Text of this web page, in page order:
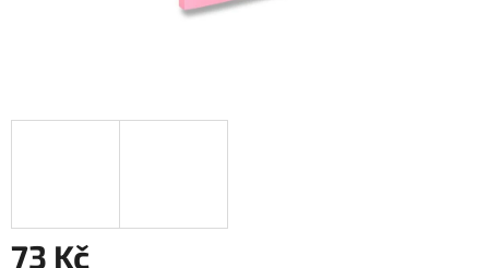
73 Kč